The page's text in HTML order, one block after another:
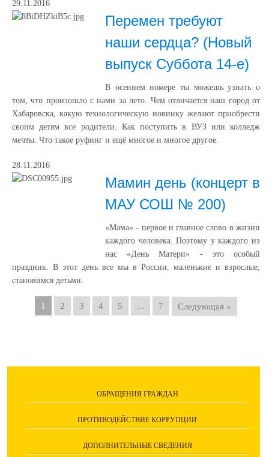
29.11.2016
Перемен требуют
наши сердца? (Новый
выпуск Суббота 14-е)
В осеннем номере ты можешь узнать о
том, что произошло с нами за лето. Чем отличается наш город от
Хабаровска, какую технологическую новинку желают приобрести
своим детям все родители. Как поступить в ВУЗ или колледж
мечты. Что такое руфинг и ещё многое и многое другое.
28.11.2016
Мамин день (концерт в
МАУ СОШ № 200)
«Мама» - первое и главное слово в жизни
каждого человека. Поэтому у каждого из
нас «День Матери» - это особый
праздник. В этот день все мы в России, маленькие и взрослые,
становимся детьми.
1 2 3 4 5 ... 7 Следующая »
ОБРАЩЕНИЯ ГРАЖДАН
ПРОТИВОДЕЙСТВИЕ КОРРУПЦИИ
ДОПОЛНИТЕЛЬНЫЕ СВЕДЕНИЯ